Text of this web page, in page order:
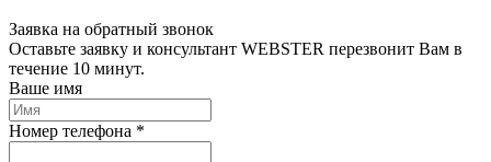
Заявка на обратный звонок
Оставьте заявку и консультант WEBSTER перезвонит Вам в
течение 10 минут.
Ваше имя
Номер телефона *